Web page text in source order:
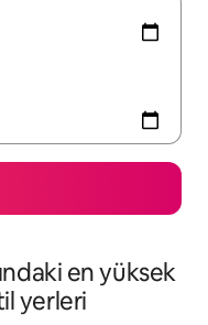
en yüksek
yerleri